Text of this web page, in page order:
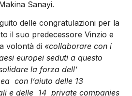
Sanayi.
delle congratulazioni per la
il suo predecessore Vinzio e
volontà di «collaborare con i
europei seduti a questo
la forza dell’
con l’aiuto delle 13
e delle 14 private companies